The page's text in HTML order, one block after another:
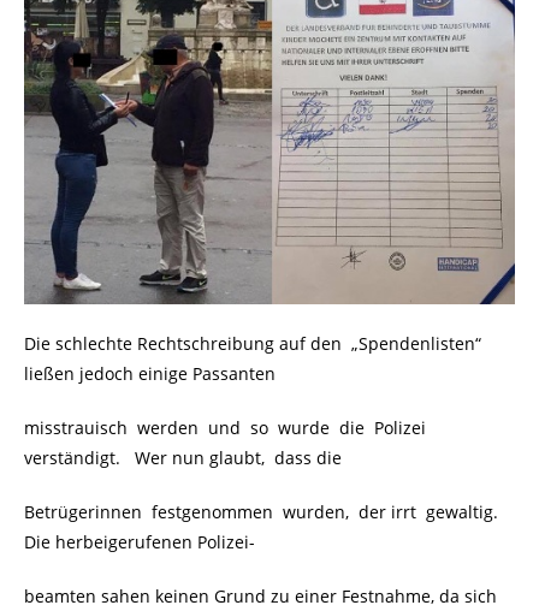
Die schlechte Rechtschreibung auf den „Spendenlisten“
ließen jedoch einige Passanten
misstrauisch werden und so wurde die Polizei
verständigt. Wer nun glaubt, dass die
Betrügerinnen festgenommen wurden, der irrt gewaltig.
Die herbeigerufenen Polizei-
beamten sahen keinen Grund zu einer Festnahme, da sich